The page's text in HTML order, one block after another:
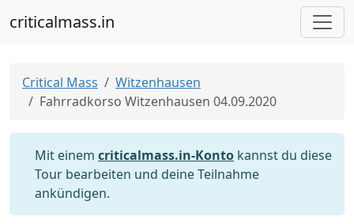
criticalmass.in
Critical Mass
Witzenhausen
Fahrradkorso Witzenhausen 04.09.2020
Mit einem criticalmass.in-Konto kannst du diese
Tour bearbeiten und deine Teilnahme
ankündigen.